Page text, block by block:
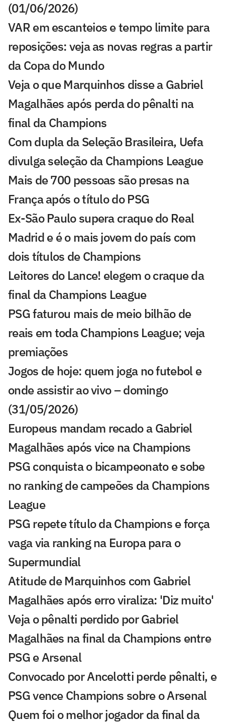
(01/06/2026)
VAR em escanteios e tempo limite para
reposições: veja as novas regras a partir
da Copa do Mundo
Veja o que Marquinhos disse a Gabriel
Magalhães após perda do pênalti na
final da Champions
Com dupla da Seleção Brasileira, Uefa
divulga seleção da Champions League
Mais de 700 pessoas são presas na
França após o título do PSG
Ex-São Paulo supera craque do Real
Madrid e é o mais jovem do país com
dois títulos de Champions
Leitores do Lance! elegem o craque da
final da Champions League
PSG faturou mais de meio bilhão de
reais em toda Champions League; veja
premiações
Jogos de hoje: quem joga no futebol e
onde assistir ao vivo – domingo
(31/05/2026)
Europeus mandam recado a Gabriel
Magalhães após vice na Champions
PSG conquista o bicampeonato e sobe
no ranking de campeões da Champions
League
PSG repete título da Champions e força
vaga via ranking na Europa para o
Supermundial
Atitude de Marquinhos com Gabriel
Magalhães após erro viraliza: 'Diz muito'
Veja o pênalti perdido por Gabriel
Magalhães na final da Champions entre
PSG e Arsenal
Convocado por Ancelotti perde pênalti, e
PSG vence Champions sobre o Arsenal
Quem foi o melhor jogador da final da